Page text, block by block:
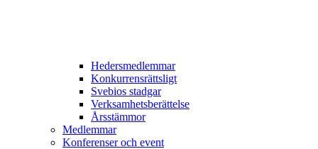
Hedersmedlemmar
Konkurrensrättsligt
Svebios stadgar
Verksamhetsberättelse
Årsstämmor
Medlemmar
Konferenser och event